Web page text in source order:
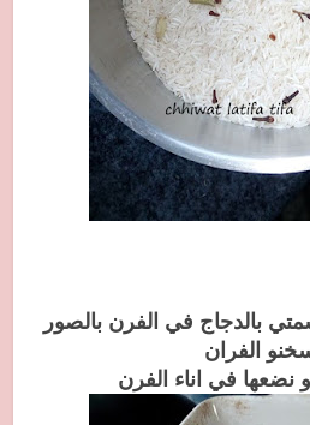
بالدجاج في الفرن بالصور
الفران
في اناء الفرن